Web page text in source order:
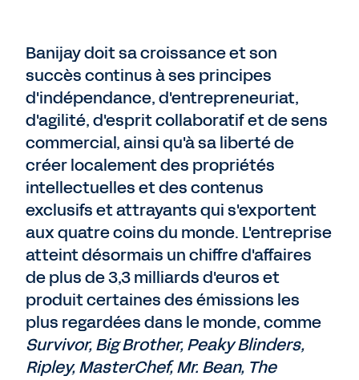
Banijay doit sa croissance et son
succès continus à ses principes
d'indépendance, d'entrepreneuriat,
d'agilité, d'esprit collaboratif et de sens
commercial, ainsi qu'à sa liberté de
créer localement des propriétés
intellectuelles et des contenus
exclusifs et attrayants qui s'exportent
aux quatre coins du monde. L'entreprise
atteint désormais un chiffre d'affaires
de plus de 3,3 milliards d'euros et
produit certaines des émissions les
plus regardées dans le monde, comme
Survivor, Big Brother, Peaky Blinders,
Ripley, MasterChef, Mr. Bean, The